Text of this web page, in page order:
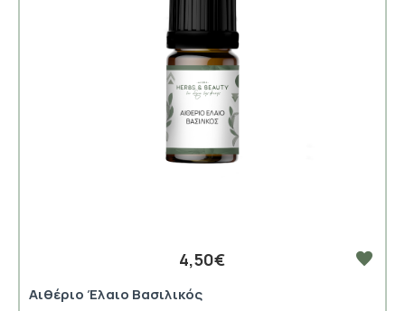
4,50€
Αιθέριο Έλαιο Βασιλικός